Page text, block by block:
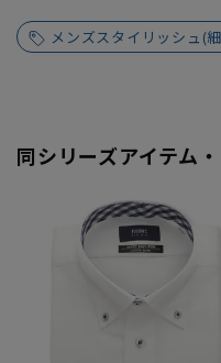
メンズスタイリッシュ(
同シリーズアイテム